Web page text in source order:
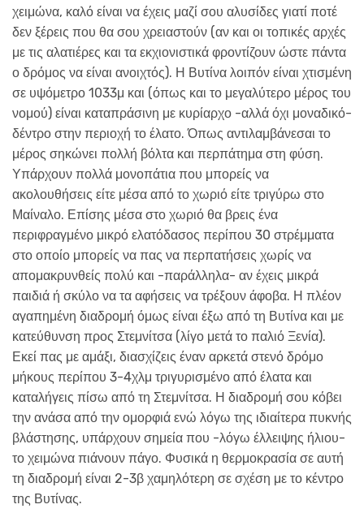
χειμώνα, καλό είναι να έχεις μαζί σου αλυσίδες γιατί ποτέ
δεν ξέρεις που θα σου χρειαστούν (αν και οι τοπικές αρχές
με τις αλατιέρες και τα εκχιονιστικά φροντίζουν ώστε πάντα
ο δρόμος να είναι ανοιχτός). Η Βυτίνα λοιπόν είναι χτισμένη
σε υψόμετρο 1033μ και (όπως και το μεγαλύτερο μέρος του
νομού) είναι καταπράσινη με κυρίαρχο -αλλά όχι μοναδικό-
δέντρο στην περιοχή το έλατο. Όπως αντιλαμβάνεσαι το
μέρος σηκώνει πολλή βόλτα και περπάτημα στη φύση.
Υπάρχουν πολλά μονοπάτια που μπορείς να
ακολουθήσεις είτε μέσα από το χωριό είτε τριγύρω στο
Μαίναλο. Επίσης μέσα στο χωριό θα βρεις ένα
περιφραγμένο μικρό ελατόδασος περίπου 30 στρέμματα
στο οποίο μπορείς να πας να περπατήσεις χωρίς να
απομακρυνθείς πολύ και -παράλληλα- αν έχεις μικρά
παιδιά ή σκύλο να τα αφήσεις να τρέξουν άφοβα. Η πλέον
αγαπημένη διαδρομή όμως είναι έξω από τη Βυτίνα και με
κατεύθυνση προς Στεμνίτσα (λίγο μετά το παλιό Ξενία).
Εκεί πας με αμάξι, διασχίζεις έναν αρκετά στενό δρόμο
μήκους περίπου 3-4χλμ τριγυρισμένο από έλατα και
καταλήγεις πίσω από τη Στεμνίτσα. Η διαδρομή σου κόβει
την ανάσα από την ομορφιά ενώ λόγω της ιδιαίτερα πυκνής
βλάστησης, υπάρχουν σημεία που -λόγω έλλειψης ήλιου-
το χειμώνα πιάνουν πάγο. Φυσικά η θερμοκρασία σε αυτή
τη διαδρομή είναι 2-3β χαμηλότερη σε σχέση με το κέντρο
της Βυτίνας.